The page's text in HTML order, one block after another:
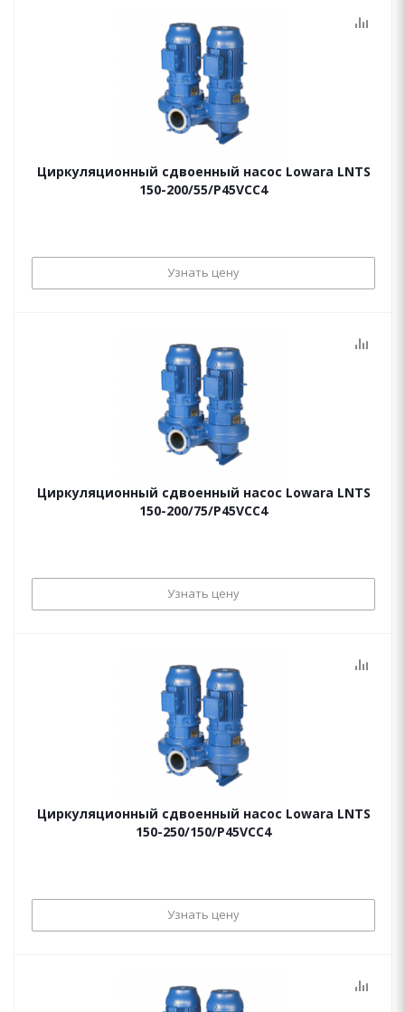
Циркуляционный сдвоенный насос Lowara LNTS
150-200/55/P45VCC4
Узнать цену
Циркуляционный сдвоенный насос Lowara LNTS
150-200/75/P45VCC4
Узнать цену
Циркуляционный сдвоенный насос Lowara LNTS
150-250/150/P45VCC4
Узнать цену